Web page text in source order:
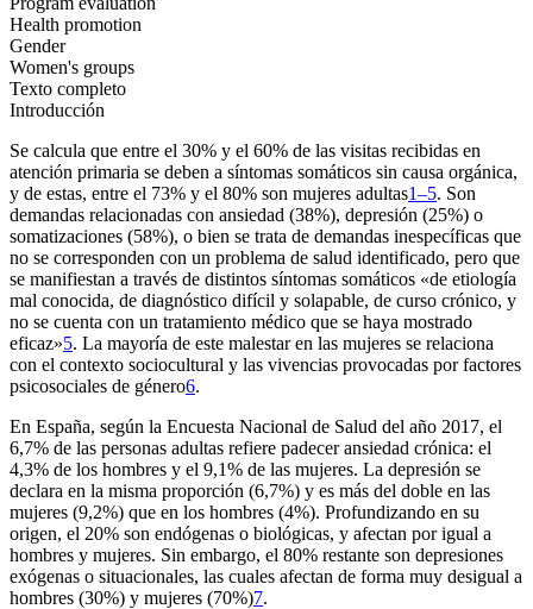
Health promotion
Gender
Women's groups
Texto completo
Introducción
Se calcula que entre el 30% y el 60% de las visitas recibidas en
atención primaria se deben a síntomas somáticos sin causa orgánica,
y de estas, entre el 73% y el 80% son mujeres adultas1–5. Son
demandas relacionadas con ansiedad (38%), depresión (25%) o
somatizaciones (58%), o bien se trata de demandas inespecíficas que
no se corresponden con un problema de salud identificado, pero que
se manifiestan a través de distintos síntomas somáticos «de etiología
mal conocida, de diagnóstico difícil y solapable, de curso crónico, y
no se cuenta con un tratamiento médico que se haya mostrado
eficaz»5. La mayoría de este malestar en las mujeres se relaciona
con el contexto sociocultural y las vivencias provocadas por factores
psicosociales de género6.
En España, según la Encuesta Nacional de Salud del año 2017, el
6,7% de las personas adultas refiere padecer ansiedad crónica: el
4,3% de los hombres y el 9,1% de las mujeres. La depresión se
declara en la misma proporción (6,7%) y es más del doble en las
mujeres (9,2%) que en los hombres (4%). Profundizando en su
origen, el 20% son endógenas o biológicas, y afectan por igual a
hombres y mujeres. Sin embargo, el 80% restante son depresiones
exógenas o situacionales, las cuales afectan de forma muy desigual a
hombres (30%) y mujeres (70%)7.